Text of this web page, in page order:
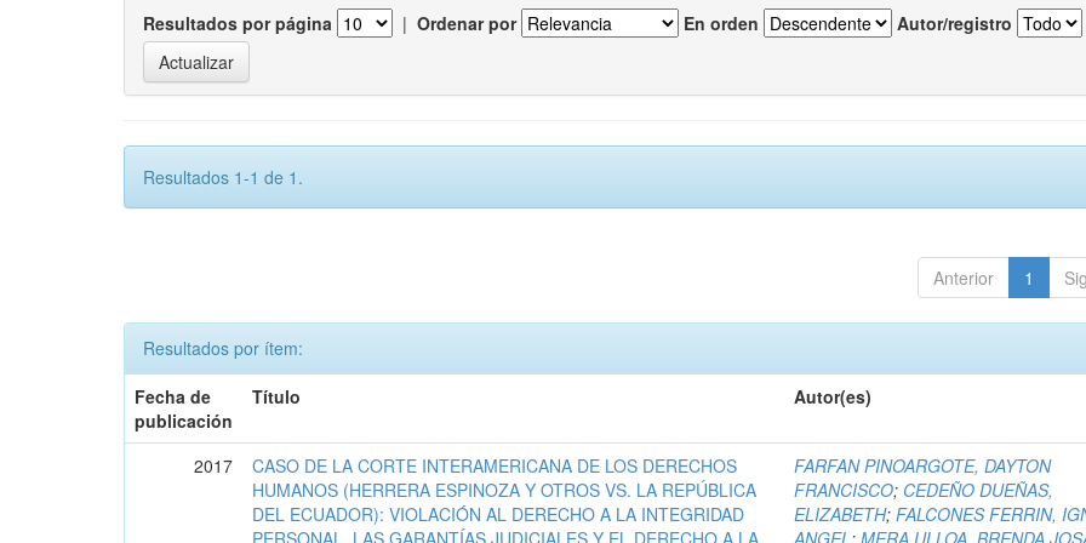
Resultados por página | Ordenar por En orden Autor/registro
Resultados 1-1 de 1.
Anterior 1
Resultados por ítem:
Fecha de
publicación
Título Autor(es)
2017
CASO DE LA CORTE INTERAMERICANA DE LOS DERECHOS
HUMANOS (HERRERA ESPINOZA Y OTROS VS. LA REPÚBLICA
DEL ECUADOR): VIOLACIÓN AL DERECHO A LA INTEGRIDAD
PERSONAL, LAS GARANTÍAS JUDICIALES Y EL DERECHO A LA
FARFAN PINOARGOTE, DAYTON
FRANCISCO; CEDEÑO DUEÑAS,
ELIZABETH;FALCONES FERRIN,
ANGEL ;MERA ULLOA, BRENDA